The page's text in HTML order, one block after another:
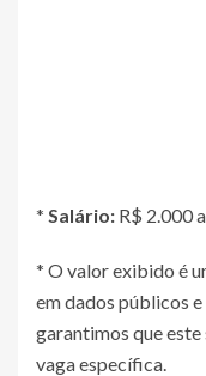
* Salário: R$ 2.000
* O valor exibido é
em dados públicos
garantimos que
vaga específica.